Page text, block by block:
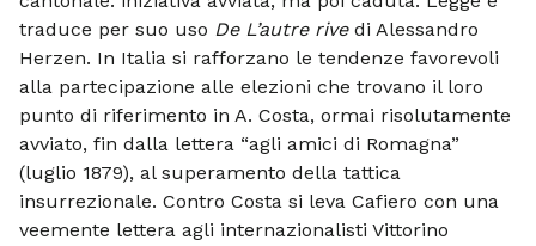
traduce per suo uso De L’autre rivedi Alessandro
Herzen. In Italia si rafforzano le tendenze favo­revoli
alla partecipazione alle elezioni che trovano il loro
punto di riferimento in A. Costa, ormai risolutamente
av­viato, fin dalla lettera “agli amici di Ro­magna”
(luglio 1879), al superamento della tattica
insurrezionale. Contro Costa si leva Cafiero con una
veemente lettera agli internazionalisti Vittorino